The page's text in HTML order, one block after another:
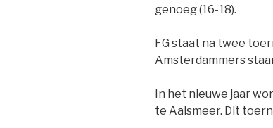
genoeg (16-18).
FG staat na twee
Amsterdammers
In het nieuwe jaar
te Aalsmeer. Dit